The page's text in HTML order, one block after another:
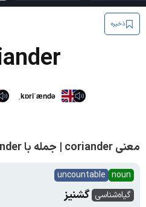
ذخیره
ˌkɒriˈændə
معنی coriander | جمله با coriander
noun
uncountable
گیاه‌شناسی گشنیز